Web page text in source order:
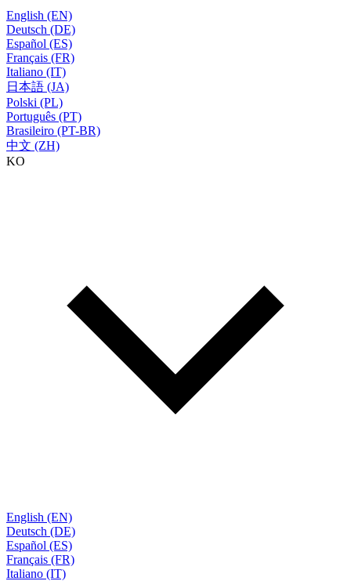
English (EN)
Deutsch (DE)
Español (ES)
Français (FR)
Italiano (IT)
日本語 (JA)
Polski (PL)
Português (PT)
Brasileiro (PT-BR)
中文 (ZH)
KO
English (EN)
Deutsch (DE)
Español (ES)
Français (FR)
Italiano (IT)